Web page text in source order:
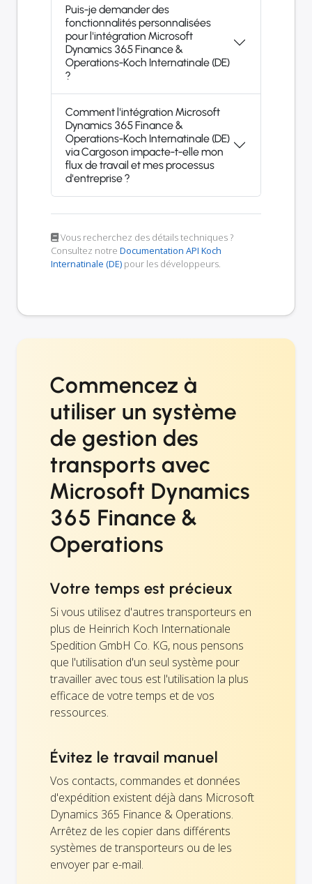
Puis-je demander des
fonctionnalités personnalisées
pour l'intégration Microsoft
Dynamics 365 Finance &
Operations-Koch Internatinale (DE)
?
Comment l'intégration Microsoft
Dynamics 365 Finance &
Operations-Koch Internatinale (DE)
via Cargoson impacte-t-elle mon
flux de travail et mes processus
d'entreprise ?
Vous recherchez des détails techniques ?
Consultez notre Documentation API Koch
Internatinale (DE) pour les développeurs.
Commencez à
utiliser un système
de gestion des
transports avec
Microsoft Dynamics
365 Finance &
Operations
Votre temps est précieux
Si vous utilisez d'autres transporteurs en
plus de Heinrich Koch Internationale
Spedition GmbH Co. KG, nous pensons
que l'utilisation d'un seul système pour
travailler avec tous est l'utilisation la plus
efficace de votre temps et de vos
ressources.
Évitez le travail manuel
Vos contacts, commandes et données
d'expédition existent déjà dans Microsoft
Dynamics 365 Finance & Operations.
Arrêtez de les copier dans différents
systèmes de transporteurs ou de les
envoyer par e-mail.